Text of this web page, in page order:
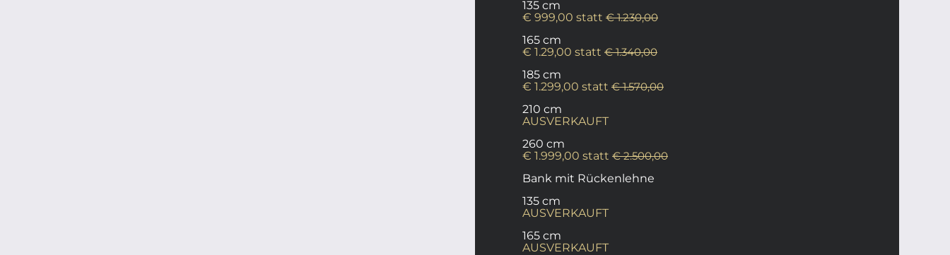
135 cm
€ 999,00 statt € 1.230,00
165 cm
€ 1.29,00 statt € 1.340,00
185 cm
€ 1.299,00 statt € 1.570,00
210 cm
AUSVERKAUFT
260 cm
€ 1.999,00 statt € 2.500,00
Bank mit Rückenlehne
135 cm
AUSVERKAUFT
165 cm
AUSVERKAUFT